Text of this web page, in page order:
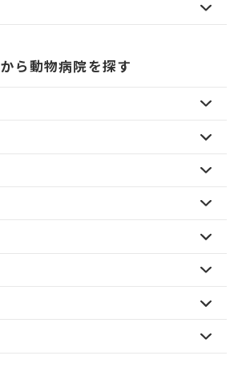
ら動物病院を探す